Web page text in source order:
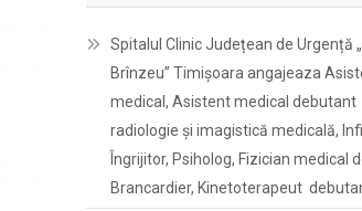
Spitalul Clinic Județean de Urgență
Brînzeu” Timișoara angajeaza
medical, Asistent medical debutant
radiologie și imagistică medicală,
Îngrijitor, Psiholog, Fizician medical
Brancardier, Kinetoterapeut